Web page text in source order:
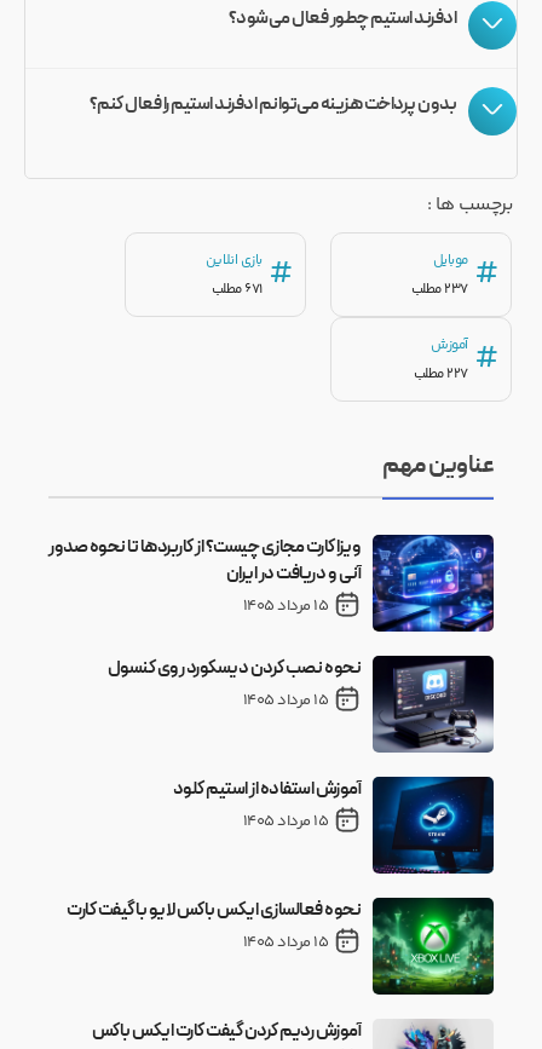
ادفرند استیم چطور فعال می‌شود؟
بدون پرداخت هزینه می‌توانم ادفرند استیم را فعال کنم؟
برچسب ها :
# موبایل
237 مطلب
# بازی انلاین
671 مطلب
# آموزش
227 مطلب
عناوین مهم
ویزا کارت مجازی چیست؟ از کاربردها تا نحوه صدور
آنی و دریافت در ایران
15 مرداد 1405
نحوه نصب کردن دیسکورد روی کنسول
15 مرداد 1405
آموزش استفاده از استیم کلود
15 مرداد 1405
نحوه فعالسازی ایکس باکس لایو با گیفت کارت
15 مرداد 1405
آموزش ردیم کردن گیفت کارت ایکس باکس